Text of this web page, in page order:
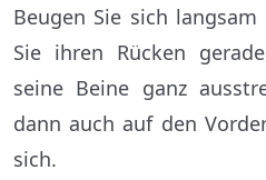
Beugen Sie sich
Sie ihren Rücken
seine Beine ganz
dann auch auf den
sich.